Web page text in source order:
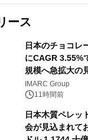
ース
日本のチョコレ
にCAGR 3.55%
規模へ急拡大の
IMARC Group
11時間前
日本木質ペレッ
会が見込まれて